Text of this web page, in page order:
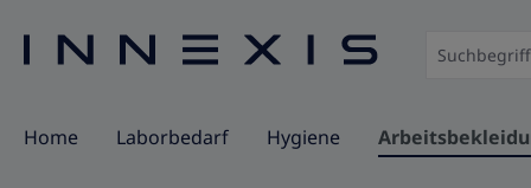
Home Laborbedarf Hygiene